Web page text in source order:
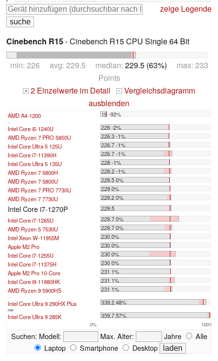
0
zeige Legende
Cinebench R15- Cinebench R15 CPU Single 64 Bit
min: 226 avg: 229.5 median: 229.5 (63%) max: 233
Points
+ 2 Einzelwerte im Detail - Vergleichsdiagramm
ausblenden
AMD A4-1200 19 -92%
Intel Core i5-1240U
226 -2%
AMD Ryzen 7 PRO 5850U
226.3 -1%
Intel Core Ultra 5 125U
226.7 -1%
Intel Core i7-11390H
226.7 -1%
Intel Core Ultra 5 135U
228 -1%
AMD Ryzen 7 5800H
228.2 -1%
AMD Ryzen 7 5800U
228.5 0%
AMD Ryzen 7 PRO 7730U
229 0%
AMD Ryzen 7 7730U
229.2 0%
Intel Core i7-1270P
229.5
Intel Core i7-1265U
229.7 0%
AMD Ryzen 5 7530U
229.7 0%
Intel Xeon W-11955M
230 0%
Apple M2 Pro
230 0%
Intel Core i7-1255U
230 0%
Intel Core i7-11375H
230 0%
Apple M2 Pro 10-Core
231 1%
Intel Core i9-11980HK
231 1%
AMD Ryzen 9 5900HS
231 1%
Intel Core Ultra 9 290HX Plus 339.2 48%
max:
Intel Core Ultra 9 285K 359.7 57%
0% 100%
Suchen: Modell: Max. Alter: Jahre
Alle
Laptop
Smartphone Desktop